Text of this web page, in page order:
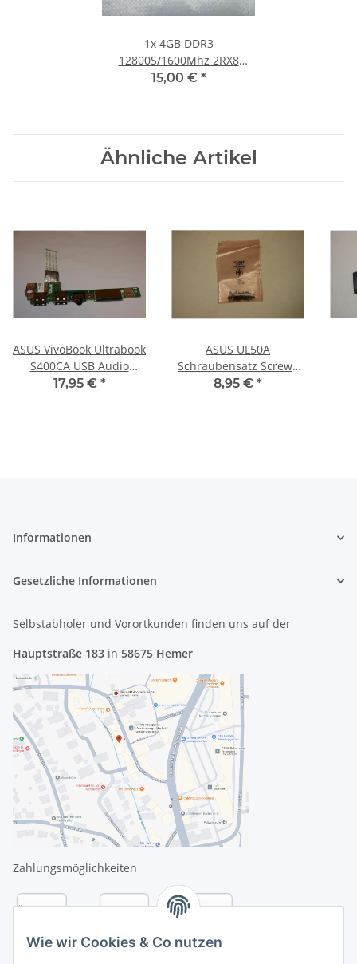
Wie wir Cookies & Co nutzen
1x 4GB DDR3
12800S/1600Mhz 2RX8
Notebook SO-DIMM RAM
15,00 € *
Ähnliche Artikel
ASUS VivoBook Ultrabook
S400CA USB Audio
Board mit Kabel
17,95 € *
ASUS UL50A
Schraubensatz Screws
Set #2146
8,95 € *
Informationen
Gesetzliche Informationen
Selbstabholer und Vorortkunden finden uns auf der
Hauptstraße 183 in 58675 Hemer
Zahlungsmöglichkeiten